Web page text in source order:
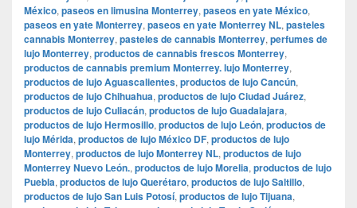
México, paseos en limusina Monterrey, paseos en yate México,
paseos en yate Monterrey, paseos en yate Monterrey NL, pasteles
cannabis Monterrey, pasteles de cannabis Monterrey, perfumes de
lujo Monterrey, productos de cannabis frescos Monterrey,
productos de cannabis premium Monterrey. lujo Monterrey,
productos de lujo Aguascalientes, productos de lujo Cancún,
productos de lujo Chihuahua, productos de lujo Ciudad Juárez,
productos de lujo Culiacán, productos de lujo Guadalajara,
productos de lujo Hermosillo, productos de lujo León, productos de
lujo Mérida, productos de lujo México DF, productos de lujo
Monterrey, productos de lujo Monterrey NL, productos de lujo
Monterrey Nuevo León., productos de lujo Morelia, productos de lujo
Puebla, productos de lujo Querétaro, productos de lujo Saltillo,
productos de lujo San Luis Potosí, productos de lujo Tijuana,